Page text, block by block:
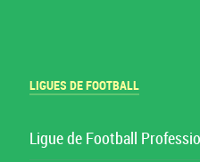
LIGUES DE FOOTBALL
Ligue de Football